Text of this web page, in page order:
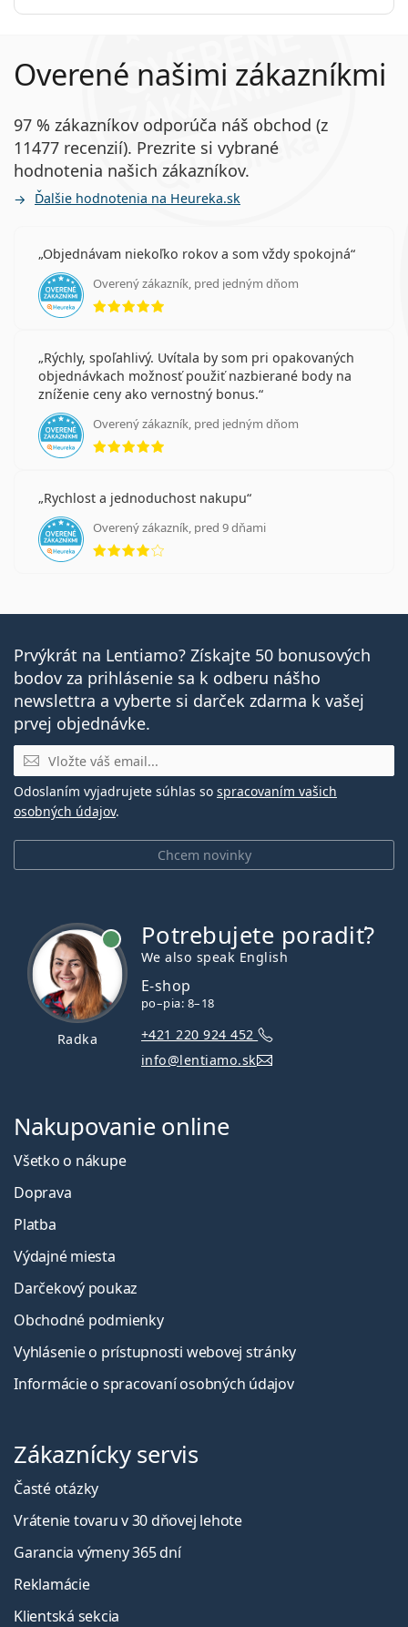
Overené našimi zákazníkmi
97 % zákazníkov odporúča náš obchod (z
11477 recenzií). Prezrite si vybrané
hodnotenia našich zákazníkov.
Ďalšie hodnotenia na Heureka.sk
Objednávam niekoľko rokov a som vždy spokojná
Overený zákazník, pred jedným dňom
hodnotenie 5 z 5
Rýchly, spoľahlivý. Uvítala by som pri opakovaných
objednávkach možnosť použiť nazbierané body na
zníženie ceny ako vernostný bonus.
Overený zákazník, pred jedným dňom
hodnotenie 5 z 5
Rychlost a jednoduchost nakupu
Overený zákazník, pred 9 dňami
hodnotenie 4 z 5
Prvýkrát na Lentiamo? Získajte 50 bonusových
bodov za prihlásenie sa k odberu nášho
newslettra a vyberte si darček zdarma k vašej
prvej objednávke.
E-mail
Chcem novinky
Odoslaním vyjadrujete súhlas so spracovaním vašich
osobných údajov.
Radka
Potrebujete poradiť?
We also speak English
E-shop
po–pia: 8–18
+421 220 924 452
info@lentiamo.sk
Nakupovanie online
Všetko o nákupe
Doprava
Platba
Výdajné miesta
Darčekový poukaz
Obchodné podmienky
Vyhlásenie o prístupnosti webovej stránky
Informácie o spracovaní osobných údajov
Zákaznícky servis
Časté otázky
Vrátenie tovaru v 30 dňovej lehote
Garancia výmeny 365 dní
Reklamácie
Klientská sekcia